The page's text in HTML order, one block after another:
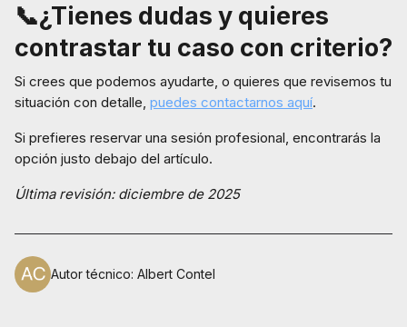
📞¿Tienes dudas y quieres
contrastar tu caso con criterio?
Si crees que podemos ayudarte, o quieres que revisemos tu
situación con detalle, puedes contactarnos aquí.
Si prefieres reservar una sesión profesional, encontrarás la
opción justo debajo del artículo.
Última revisión: diciembre de 2025
Autor técnico: Albert Contel